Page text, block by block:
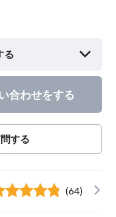
る
合わせをする
する
(64)